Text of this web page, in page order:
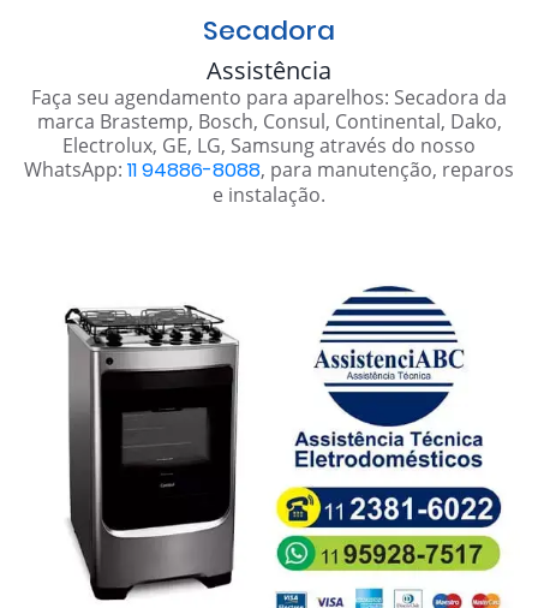
Secadora
Assistência
Faça seu agendamento para aparelhos: Secadora da
marca Brastemp, Bosch, Consul, Continental, Dako,
Electrolux, GE, LG, Samsung através do nosso
WhatsApp: 11 94886-8088, para manutenção, reparos
e instalação.